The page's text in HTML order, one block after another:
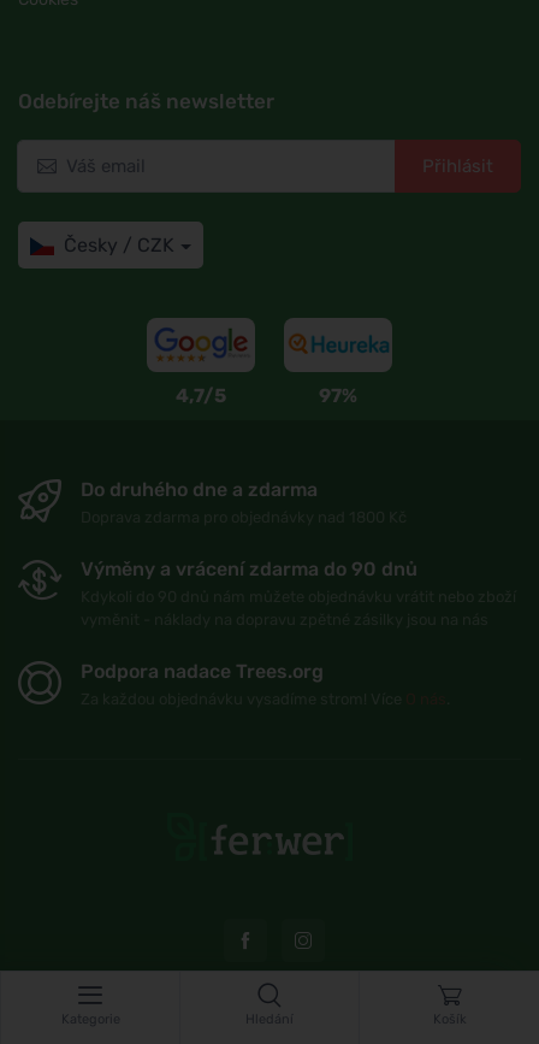
Odebírejte náš newsletter
Přihlásit
Česky / CZK
4,7/5 97%
Do druhého dne a zdarma
Výměny a vrácení zdarma do 90 dnů
Podpora nadace Trees.org
Kategorie Hledání Košík